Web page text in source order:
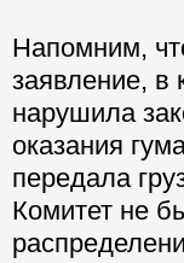
Напомним,
заявление, в
нарушила
оказания
передала
Комитет не